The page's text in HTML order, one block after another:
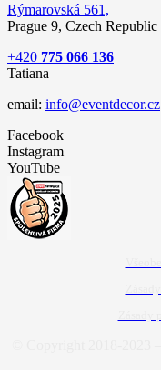
Rýmarovská 561,
Prague 9, Czech Republic
+420 775 066 136
Tatiana
email: info@eventdecor.cz
Facebook
Instagram
YouTube